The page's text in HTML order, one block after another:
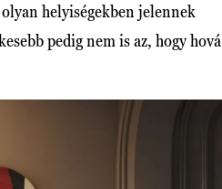
helyiségekben jelennek
pedig nem is az, hogy hová